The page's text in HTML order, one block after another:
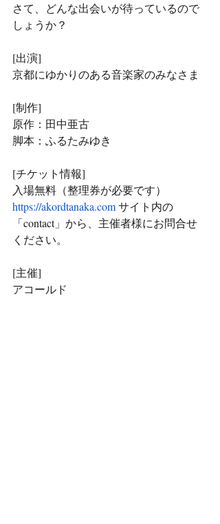
さて、どんな出会いが待っているので
しょうか？
[出演]
京都にゆかりのある音楽家のみなさま
[制作]
原作：田中亜古
脚本：ふるたみゆき
[チケット情報]
入場無料（整理券が必要です）
https://akordtanaka.com サイト内の
「contact」から、主催者様にお問合せ
ください。
[主催]
アコールド